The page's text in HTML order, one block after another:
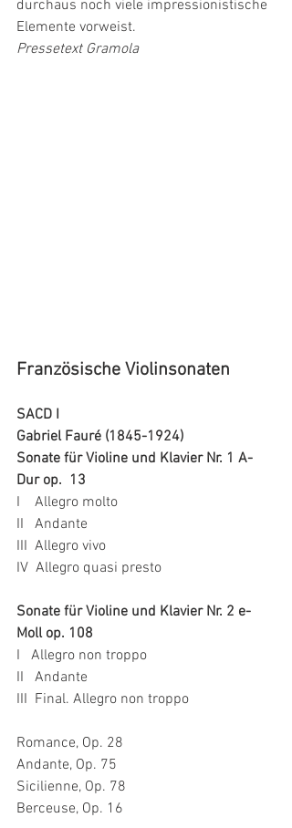
durchaus noch viele impressionistische
Elemente vorweist.
Pressetext Gramola
Französische Violinsonaten
SACD I
Gabriel Fauré (1845-1924)
Sonate für Violine und Klavier Nr. 1 A-
Dur op.  13
I    Allegro molto
II   Andante
III  Allegro vivo
IV  Allegro quasi presto
Sonate für Violine und Klavier Nr. 2 e-
Moll op. 108
I   Allegro non troppo
II   Andante
III  Final. Allegro non troppo
Romance, Op. 28
Andante, Op. 75
Sicilienne, Op. 78
Berceuse, Op. 16